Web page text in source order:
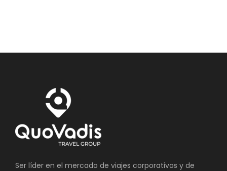
Ser líder en el mercado de viajes corporativos y de